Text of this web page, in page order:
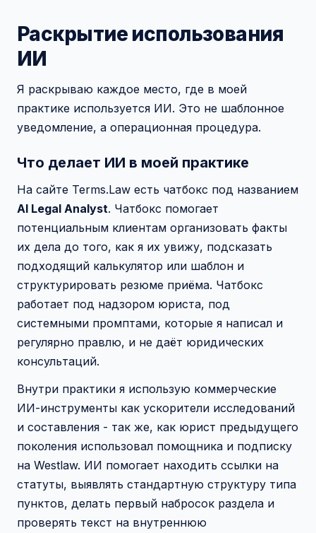
Раскрытие использования
ИИ
Я раскрываю каждое место, где в моей
практике используется ИИ. Это не шаблонное
уведомление, а операционная процедура.
Что делает ИИ в моей практике
На сайте Terms.Law есть чатбокс под названием
AI Legal Analyst. Чатбокс помогает
потенциальным клиентам организовать факты
их дела до того, как я их увижу, подсказать
подходящий калькулятор или шаблон и
структурировать резюме приёма. Чатбокс
работает под надзором юриста, под
системными промптами, которые я написал и
регулярно правлю, и не даёт юридических
консультаций.
Внутри практики я использую коммерческие
ИИ-инструменты как ускорители исследований
и составления - так же, как юрист предыдущего
поколения использовал помощника и подписку
на Westlaw. ИИ помогает находить ссылки на
статуты, выявлять стандартную структуру типа
пунктов, делать первый набросок раздела и
проверять текст на внутреннюю